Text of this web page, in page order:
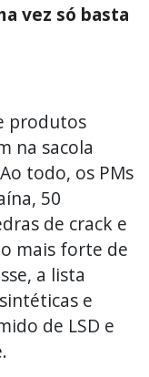
vez só basta
produtos
na sacola
todo, os PMs
50
de crack e
mais forte de
a lista
e
de LSD e